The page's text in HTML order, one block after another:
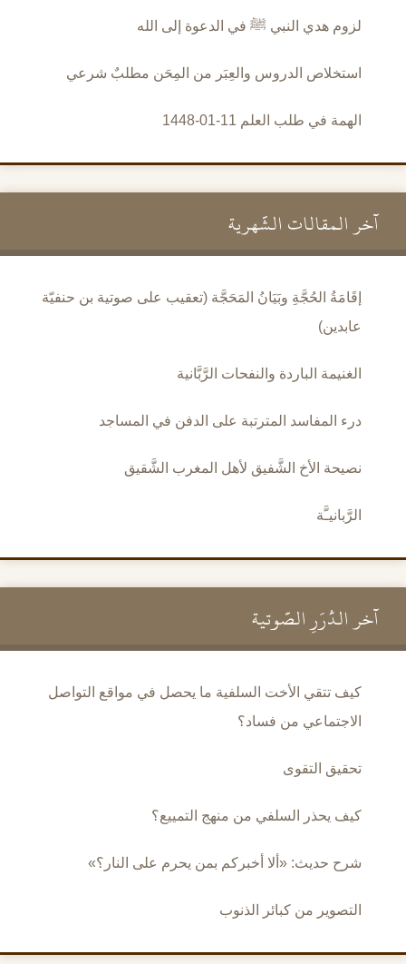
لزوم هدي النبي ﷺ في الدعوة إلى الله
استخلاص الدروس والعِبَر من المِحَن مطلبٌ شرعي
الهمة في طلب العلم 11-01-1448
آخر المقالات الشَّهرية
إقَامَةُ الحُجَّةِ وبَيَانُ المَحَجَّة (تعقيب على صوتية بن حنفيّة
عابدين)
الغنيمة الباردة والنفحات الرَّبَّانية
درء المفاسد المترتبة على الدفن في المساجد
نصيحة الأخ الشَّفيق لأهل المغرب الشَّقيق
الرَّبانيـَّة
آخر الدُّرَرِ الصَّوتية
كيف تتقي الأخت السلفية ما يحصل في مواقع التواصل
الاجتماعي من فساد؟
تحقيق التقوى
كيف يحذر السلفي من منهج التمييع؟
شرح حديث: «ألا أخبركم بمن يحرم على النار؟»
التصوير من كبائر الذنوب